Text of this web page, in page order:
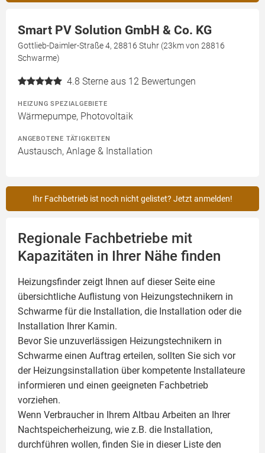
Smart PV Solution GmbH & Co. KG
Gottlieb-Daimler-Straße 4, 28816 Stuhr (23km von 28816
Schwarme)
4.8 Sterne aus 12 Bewertungen
HEIZUNG SPEZIALGEBIETE
Wärmepumpe, Photovoltaik
ANGEBOTENE TÄTIGKEITEN
Austausch, Anlage & Installation
Ihr Fachbetrieb ist noch nicht gelistet? Jetzt anmelden!
Regionale Fachbetriebe mit
Kapazitäten in Ihrer Nähe finden
Heizungsfinder zeigt Ihnen auf dieser Seite eine
übersichtliche Auflistung von Heizungstechnikern in
Schwarme für die Installation, die Installation oder die
Installation Ihrer Kamin.
Bevor Sie unzuverlässigen Heizungstechnikern in
Schwarme einen Auftrag erteilen, sollten Sie sich vor
der Heizungsinstallation über kompetente Installateure
informieren und einen geeigneten Fachbetrieb
vorziehen.
Wenn Verbraucher in Ihrem Altbau Arbeiten an Ihrer
Nachtspeicherheizung, wie z.B. die Installation,
durchführen wollen, finden Sie in dieser Liste den